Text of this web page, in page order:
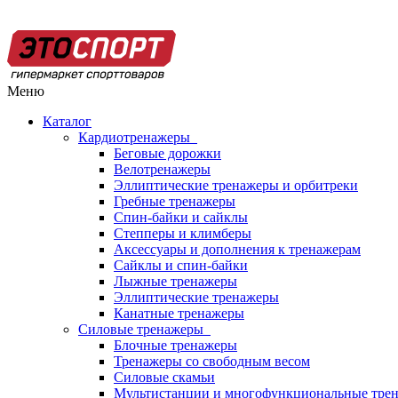
Меню
Каталог
Кардиотренажеры
Беговые дорожки
Велотренажеры
Эллиптические тренажеры и орбитреки
Гребные тренажеры
Спин-байки и сайклы
Степперы и климберы
Аксессуары и дополнения к тренажерам
Сайклы и спин-байки
Лыжные тренажеры
Эллиптические тренажеры
Канатные тренажеры
Силовые тренажеры
Блочные тренажеры
Тренажеры со свободным весом
Силовые скамьи
Мультистанции и многофункциональные